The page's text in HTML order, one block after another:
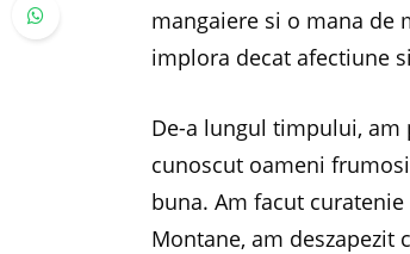
mangaiere si o mana de
implora decat afectiune
De-a lungul timpului,
cunoscut oameni
buna. Am facut
Montane, am deszapezit